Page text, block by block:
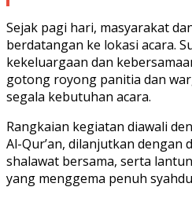
Sejak pagi hari, masyarakat
berdatangan ke lokasi acara.
kekeluargaan dan
gotong royong panitia dan
segala kebutuhan acara.
Rangkaian kegiatan diawali
Al-Qur’an, dilanjutkan dengan
shalawat bersama, serta
yang menggema penuh